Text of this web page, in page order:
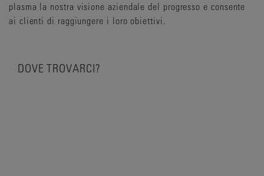
plasma la nostra visione aziendale del progresso e consente
ai clienti di raggiungere i loro obiettivi.
DOVE TROVARCI?